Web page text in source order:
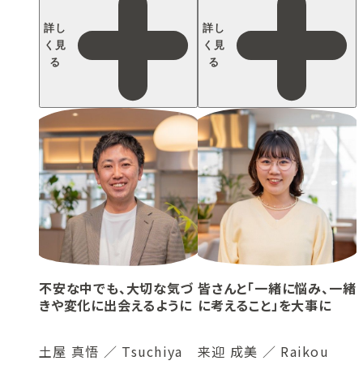
詳し
く見
る
詳し
く見
る
不安な中でも、大切な気づ
きや変化に出会えるように
土屋 真悟 ／ Tsuchiya
皆さんと「一緒に悩み、一緒
に考えること」を大事に
来迎 成美 ／ Raikou